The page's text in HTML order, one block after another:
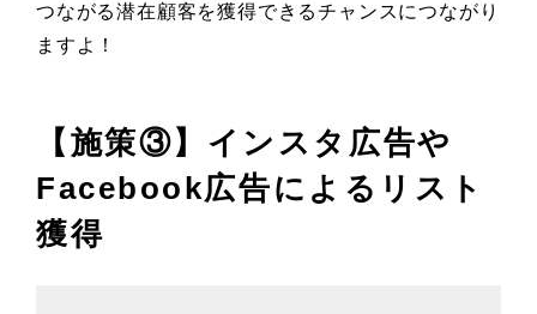
つながる潜在顧客を獲得できるチャンスにつながり
ますよ！
【施策③】インスタ広告や
Facebook広告によるリスト
獲得